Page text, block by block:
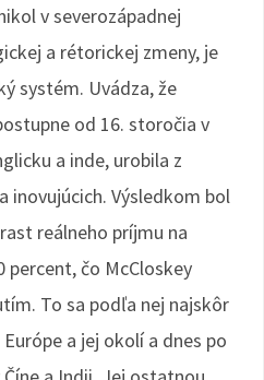
v severozápadnej
a rétorickej zmeny, je
systém. Uvádza, že
od 16. storočia v
a inde, urobila z
inovujúcich. Výsledkom bol
reálneho príjmu na
čo McCloskey
To sa podľa nej najskôr
a jej okolí a dnes po